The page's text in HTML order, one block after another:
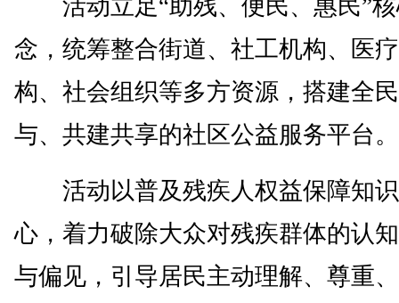
活动立足“助残、便民、惠民”核
念，统筹整合街道、社工机构、医
构、社会组织等多方资源，搭建全
与、共建共享的社区公益服务平台。
活动以普及残疾人权益保障知
心，着力破除大众对残疾群体的认
与偏见，引导居民主动理解、尊重